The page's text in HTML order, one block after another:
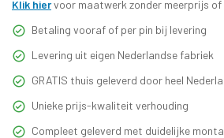
Klik hiervoor maatwerk zonder meerprijs of
Betaling vooraf of per pin bij levering
Levering uit eigen Nederlandse fabriek
GRATIS thuis geleverd door heel
Unieke prijs-kwaliteit verhouding
Compleet geleverd met duidelijke